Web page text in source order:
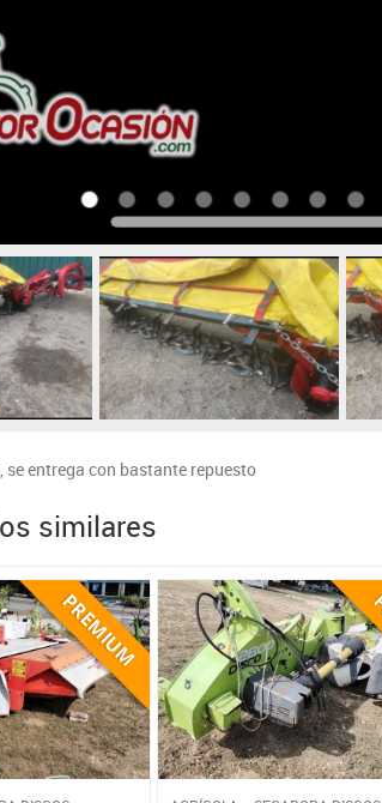
se entrega con bastante repuesto
similares